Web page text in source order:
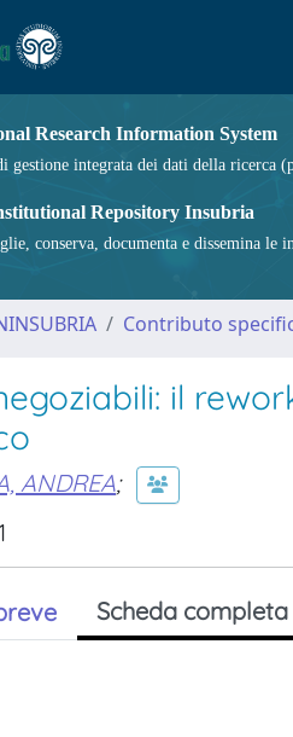
Research Information System
gestione integrata dei dati della ricerca
Repository Insubria
conserva, documenta e dissemina
Contributo
il
ANDREA;
Scheda completa